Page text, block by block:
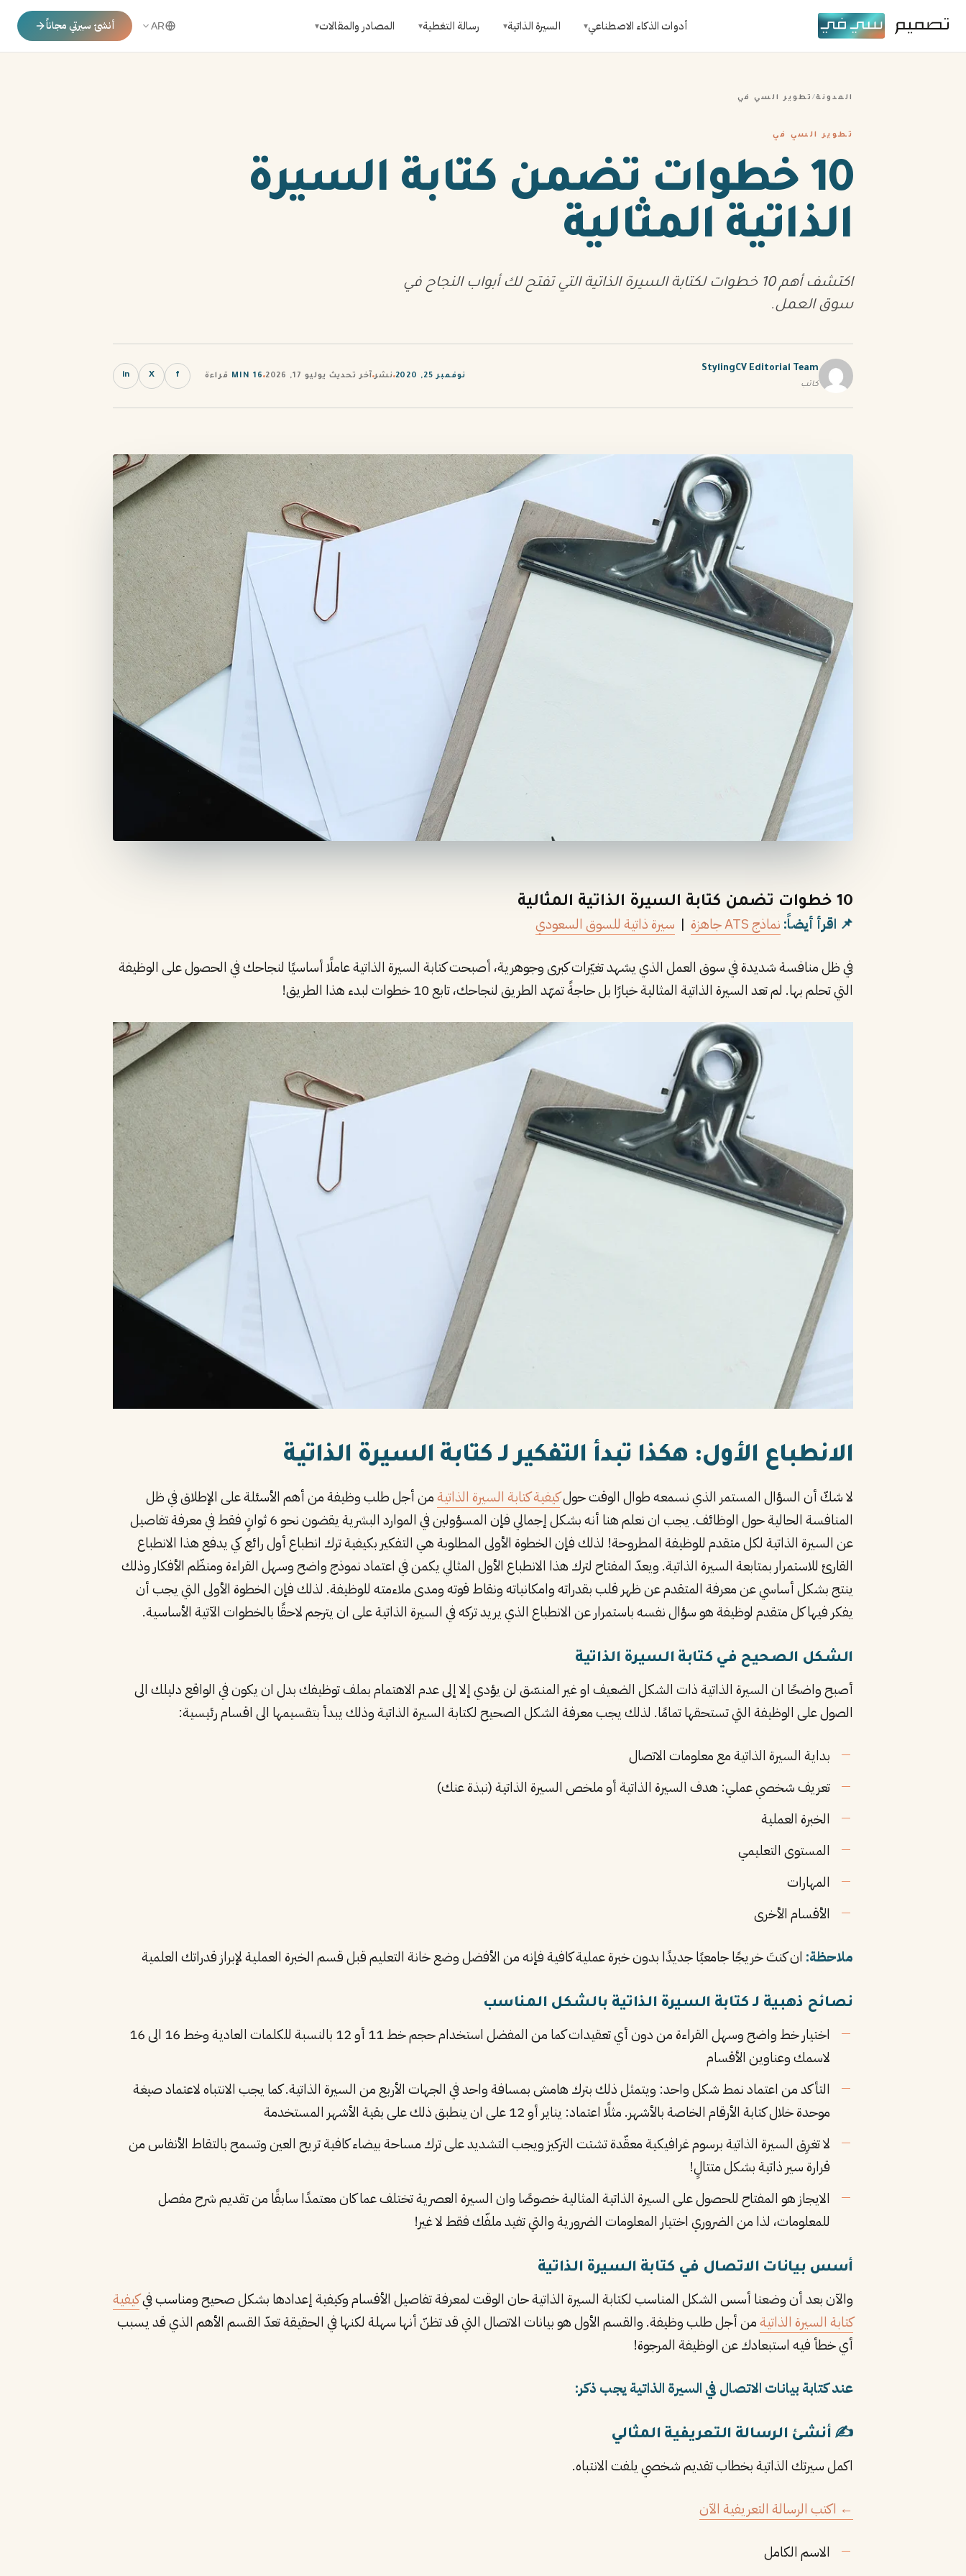
أدوات الذكاء الاصطناعي▾ السيرة الذاتية▾ رسالة التغطية▾ المصادر والمقالات▾
AR أنشئ سيرتي مجاناً
المدونة/تطوير السي في
تطوير السي في
10 خطوات تضمن كتابة السيرة
الذاتية المثالية
اكتشف أهم 10 خطوات لكتابة السيرة الذاتية التي تفتح لك أبواب النجاح في
سوق العمل.
StylingCV Editorial Team
كاتب
نوفمبر 25, 2020 نشر آخر تحديث يوليو 17, 2026 16 MIN قراءة f
X
in
10 خطوات تضمن كتابة السيرة الذاتية المثالية
📌 اقرأ أيضاً: نماذج ATS جاهزة | سيرة ذاتية للسوق السعودي
في ظل منافسة شديدة في سوق العمل الذي يشهد تغيّرات كبرى وجوهرية، أصبحت كتابة السيرة الذاتية عاملًا أساسيًا لنجاحك في الحصول على الوظيفة
التي تحلم بها. لم تعد السيرة الذاتية المثالية خيارًا بل حاجةً تمهّد الطريق لنجاحك، تابع 10 خطوات لبدء هذا الطريق!
الانطباع الأول: هكذا تبدأ التفكير لـ كتابة السيرة الذاتية
لا شكّ أن السؤال المستمر الذي نسمعه طوال الوقت حولكيفية كتابة السيرة الذاتيةمن أجل طلب وظيفة من أهم الأسئلة على الإطلاق في ظل
المنافسة الحالية حول الوظائف. يجب ان نعلم هنا أنه بشكل إجمالي فإن المسؤولين في الموارد البشرية يقضون نحو 6 ثوانٍ فقط في معرفة تفاصيل
عن السيرة الذاتية لكل متقدم للوظيفة المطروحة! لذلك فإن الخطوة الأولى المطلوبة هي التفكير بكيفية ترك انطباع أول رائع كي يدفع هذا الانطباع
القارئ للاستمرار بمتابعة السيرة الذاتية. ويعدّ المفتاح لترك هذا الانطباع الأول المثالي يكمن في اعتماد نموذج واضح وسهل القراءة ومنظّم الأفكار وذلك
ينتج بشكل أساسي عن معرفة المتقدم عن ظهر قلب بقدراته وامكانياته ونقاط قوته ومدى ملاءمته للوظيفة. لذلك فإن الخطوة الأولى التي يجب أن
يفكر فيها كل متقدم لوظيفة هو سؤال نفسه باستمرار عن الانطباع الذي يريد تركه في السيرة الذاتية على ان يترجم لاحقًا بالخطوات الآتية الأساسية.
الشكل الصحيح في كتابة السيرة الذاتية
أصبح واضحًا ان السيرة الذاتية ذات الشكل الضعيف او غير المنسّق لن يؤدي إلا إلى عدم الاهتمام بملف توظيفك بدل ان يكون في الواقع دليلك الى
الصول على الوظيفة التي تستحقها تمامًا. لذلك يجب معرفة الشكل الصحيح لكتابة السيرة الذاتية وذلك يبدأ بتقسيمها الى اقسام رئيسية:
بداية السيرة الذاتية مع معلومات الاتصال
تعريف شخصي عملي: هدف السيرة الذاتية أو ملخص السيرة الذاتية (نبذة عنك)
الخبرة العملية
المستوى التعليمي
المهارات
الأقسام الأخرى
ملاحظة: ان كنتَ خريجًا جامعيًا جديدًا بدون خبرة عملية كافية فإنه من الأفضل وضع خانة التعليم قبل قسم الخبرة العملية لإبراز قدراتك العلمية
نصائح ذهبية لـ كتابة السيرة الذاتية بالشكل المناسب
اختيار خط واضح وسهل القراءة من دون أي تعقيدات كما من المفضل استخدام حجم خط 11 أو 12 بالنسبة للكلمات العادية وخط 16 الى 16
لاسمك وعناوين الأقسام
التأكد من اعتماد نمط شكل واحد: ويتمثل ذلك بترك هامش بمسافة واحد في الجهات الأربع من السيرة الذاتية. كما يجب الانتباه لاعتماد صيغة
موحدة خلال كتابة الأرقام الخاصة بالأشهر. مثلًا اعتماد: يناير أو 12 على ان ينطبق ذلك على بقية الأشهر المستخدمة
لا تغرِق السيرة الذاتية برسوم غرافيكية معقّدة تشتت التركيز ويجب التشديد على ترك مساحة بيضاء كافية تريح العين وتسمح بالتقاط الأنفاس من
قرارة سير ذاتية بشكل متتالٍ!
الايجاز هو المفتاح للحصول على السيرة الذاتية المثالية خصوصًا وان السيرة العصرية تختلف عما كان معتمدًا سابقًا من تقديم شرح مفصل
للمعلومات، لذا من الضروري اختيار المعلومات الضرورية والتي تفيد ملفّك فقط لا غير!
أسس بيانات الاتصال في كتابة السيرة الذاتية
والآن بعد أن وضعنا أسس الشكل المناسب لكتابة السيرة الذاتية حان الوقت لمعرفة تفاصيل الأقسام وكيفية إعدادها بشكل صحيح ومناسب فيكيفية
كتابة السيرة الذاتيةمن أجل طلب وظيفة. والقسم الأول هو بيانات الاتصال التي قد تظنّ أنها سهلة لكنها في الحقيقة تعدّ القسم الأهم الذي قد يسبب
أي خطأ فيه استبعادك عن الوظيفة المرجوة!
عند كتابة بيانات الاتصال في السيرة الذاتية يجب ذكر:
✍️ أنشئ الرسالة التعريفية المثالي
اكمل سيرتك الذاتية بخطاب تقديم شخصي يلفت الانتباه.
← اكتب الرسالة التعريفية الآن
الاسم الكامل